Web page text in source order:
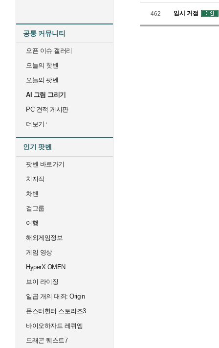
공통 커뮤니티
오픈 이슈 갤러리
오늘의 핫벤
오늘의 팟벤
AI 그림 그리기
PC 견적 게시판
더보기
인기 팟벤
팟벤 바로가기
치지직
차벤
걸그룹
여행
해외게임정보
게임 영상
HyperX OMEN
브이 라이징
일곱 개의 대죄: Origin
몬스터헌터 스토리즈3
바이오하자드 레퀴엠
드래곤 퀘스트7
462 임시 거점